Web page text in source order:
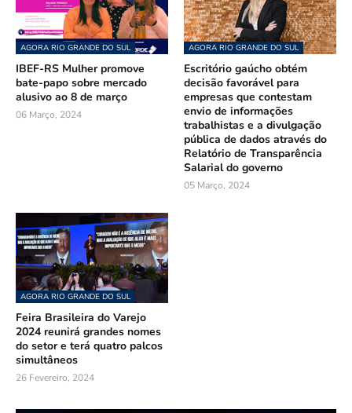
AGORA RIO GRANDE DO SUL
IBEF-RS Mulher promove
bate-papo sobre mercado
alusivo ao 8 de março
06 Março, 2024
AGORA RIO GRANDE DO SUL
Escritório gaúcho obtém
decisão favorável para
empresas que contestam
envio de informações
trabalhistas e a divulgação
pública de dados através do
Relatório de Transparência
Salarial do governo
05 Março, 2024
AGORA RIO GRANDE DO SUL
Feira Brasileira do Varejo
2024 reunirá grandes nomes
do setor e terá quatro palcos
simultâneos
26 Fevereiro, 2024